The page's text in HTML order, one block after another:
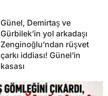
Günel, Demirtaş ve
Gürbilek’in yol arkadaşı
Zenginoğlu’ndan rüşvet
çarkı iddiası! Günel’in
kasası